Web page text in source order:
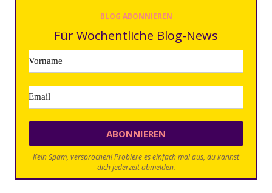
BLOG ABONNIEREN
Für Wöchentliche Blog-News
Kein Spam, versprochen! Probiere es einfach mal aus, du kannst
dich jederzeit abmelden.